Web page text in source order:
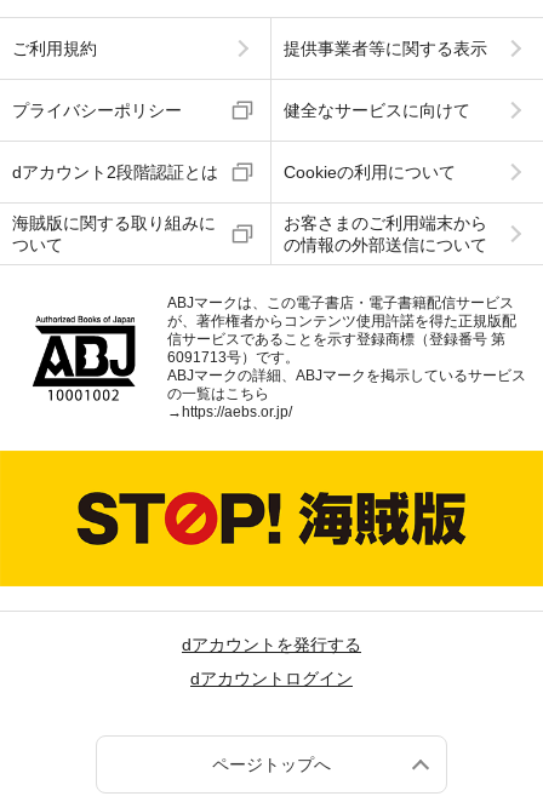
ご利用規約 提供事業者等に関する表示
プライバシーポリシー 健全なサービスに向けて
dアカウント2段階認証とは Cookieの利用について
海賊版に関する取り組みに
ついて
お客さまのご利用端末から
の情報の外部送信について
ABJマークは、この電子書店・電子書籍配信サービス
が、著作権者からコンテンツ使用許諾を得た正規版配
信サービスであることを示す登録商標（登録番号 第
6091713号）です。
ABJマークの詳細、ABJマークを掲示しているサービス
の一覧はこちら
→ https://aebs.or.jp/
dアカウントを発行する
dアカウントログイン
ページトップへ